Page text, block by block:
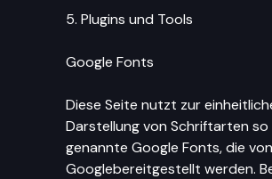
5. Plugins und Tools
Google Fonts
Diese Seite nutzt zur
Darstellung von Schriftarten so
genannte Google Fonts, die von
Googlebereitgestellt werden.